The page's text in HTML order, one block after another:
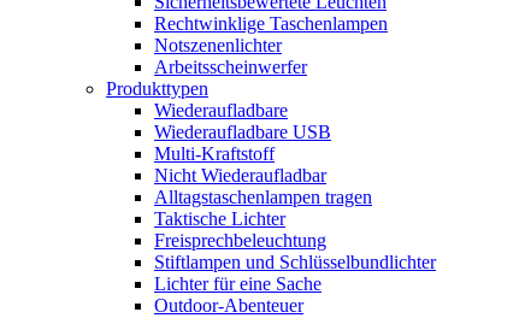
Rechtwinklige Taschenlampen
Notszenenlichter
Arbeitsscheinwerfer
Produkttypen
Wiederaufladbare
Wiederaufladbare USB
Multi-Kraftstoff
Nicht Wiederaufladbar
Alltagstaschenlampen tragen
Taktische Lichter
Freisprechbeleuchtung
Stiftlampen und Schlüsselbundlichter
Lichter für eine Sache
Outdoor-Abenteuer